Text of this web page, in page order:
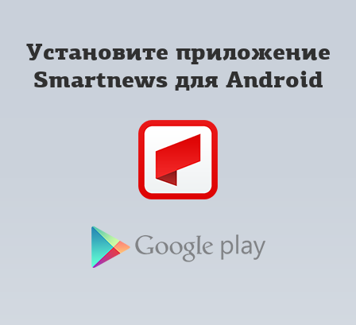
Установите приложение
Smartnews для Android